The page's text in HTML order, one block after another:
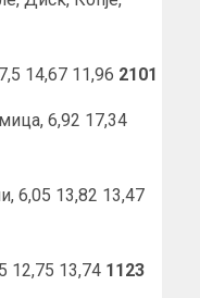
14,67 11,96 2101
6,92 17,34
6,05 13,82 13,47
12,75 13,74 1123